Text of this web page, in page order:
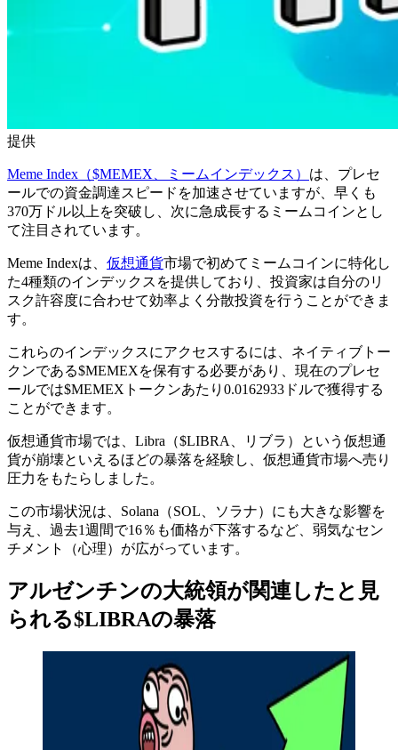
提供
Meme Index（$MEMEX、ミームインデックス） は、プレセ
ールでの資金調達スピードを加速させていますが、早くも
370万ドル以上を突破し、次に急成長するミームコインとし
て注目されています。
Meme Indexは、 仮想通貨市場で初めてミームコインに特化し
た4種類のインデックスを提供しており、投資家は自分のリ
スク許容度に合わせて効率よく分散投資を行うことができま
す。
これらのインデックスにアクセスするには、ネイティブトー
クンである$MEMEXを保有する必要があり、現在のプレセ
ールでは$MEMEXトークンあたり0.0162933ドルで獲得する
ことができます。
仮想通貨市場では、Libra（$LIBRA、リブラ）という仮想通
貨が崩壊といえるほどの暴落を経験し、仮想通貨市場へ売り
圧力をもたらしました。
この市場状況は、Solana（SOL、ソラナ）にも大きな影響を
与え、過去1週間で16％も価格が下落するなど、弱気なセン
チメント（心理）が広がっています。
アルゼンチンの大統領が関連したと見
られる$LIBRAの暴落